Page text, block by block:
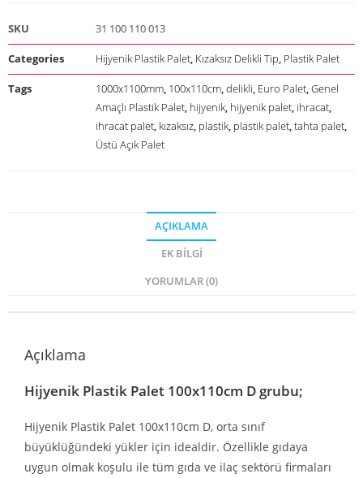
SKU 31 100 110 013
Categories Hijyenik Plastik Palet, Kızaksız Delikli Tip, Plastik Palet
Tags 1000x1100mm, 100x110cm,delikli, Euro Palet,Genel
Amaçlı Plastik Palet, hijyenik, hijyenik palet, ihracat,
ihracat palet, kızaksız, plastik, plastik palet,tahta palet,
Üstü Açık Palet
AÇIKLAMA
EK BILGI
YORUMLAR (0)
Açıklama
Hijyenik Plastik Palet 100x110cm D grubu;
Hijyenik Plastik Palet 100x110cm D, orta sınıf
büyüklüğündeki yükler için idealdir. Özellikle gıdaya
uygun olmak koşulu ile tüm gıda ve ilaç sektörü firmaları